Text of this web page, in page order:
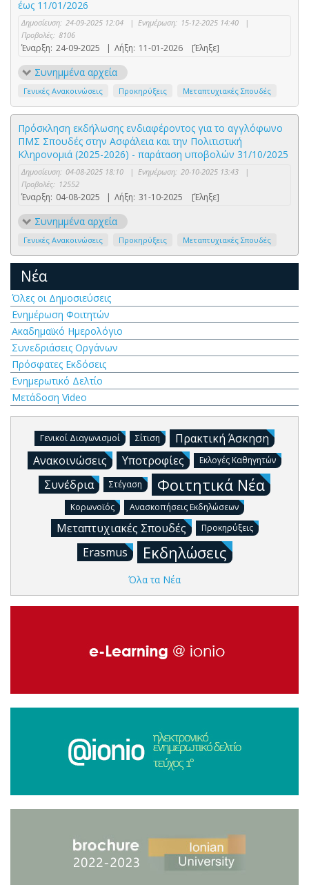
έως 11/01/2026
Δημοσίευση: 24-09-2025 12:04 | Ενημέρωση: 15-12-2025 14:40
|
Προβολές: 8106
Έναρξη: 24-09-2025 | Λήξη: 11-01-2026 [Έληξε]
Συνημμένα αρχεία
Γενικές Ανακοινώσεις Προκηρύξεις Μεταπτυχιακές Σπουδές
Πρόσκληση εκδήλωσης ενδιαφέροντος για το αγγλόφωνο
ΠΜΣ Σπουδές στην Ασφάλεια και την Πολιτιστική
Κληρονομιά (2025-2026) - παράταση υποβολών 31/10/2025
Δημοσίευση: 04-08-2025 18:10 | Ενημέρωση: 20-10-2025 13:43
|
Προβολές: 12552
Έναρξη: 04-08-2025 | Λήξη: 31-10-2025 [Έληξε]
Συνημμένα αρχεία
Γενικές Ανακοινώσεις Προκηρύξεις Μεταπτυχιακές Σπουδές
Νέα
Όλες οι Δημοσιεύσεις
Ενημέρωση Φοιτητών
Ακαδημαϊκό Ημερολόγιο
Συνεδριάσεις Οργάνων
Πρόσφατες Εκδόσεις
Ενημερωτικό Δελτίο
Μετάδοση Video
Γενικοί Διαγωνισμοί Σίτιση
Πρακτική Άσκηση
Ανακοινώσεις
Υποτροφίες Εκλογές Καθηγητών
Συνέδρια Στέγαση Φοιτητικά Νέα
Κορωνοϊός Ανασκοπήσεις Εκδηλώσεων
Μεταπτυχιακές Σπουδές Προκηρύξεις
Erasmus Εκδηλώσεις
Όλα τα Νέα